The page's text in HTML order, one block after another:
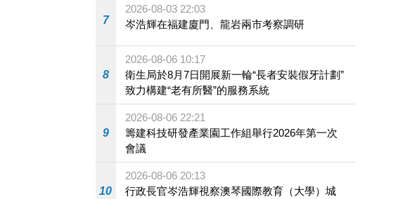
7
2026-08-03 22:03
岑浩輝在福建廈門、龍岩兩市考察調研
8
2026-08-06 10:17
衛生局於8月7日開展新一輪“長者安裝假牙計劃”
致力構建“老有所醫”的服務系統
9
2026-08-06 22:21
籌建科技研發產業園工作組舉行2026年第一次
會議
10
2026-08-06 20:13
行政長官岑浩輝視察澳琴國際教育（大學）城